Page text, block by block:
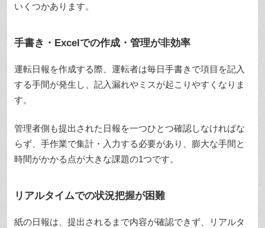
いくつかあります。
手書き・Excelでの作成・管理が非効率
運転日報を作成する際、運転者は毎日手書きで項目を記入
する手間が発生し、記入漏れやミスが起こりやすくなりま
す。
管理者側も提出された日報を一つひとつ確認しなければな
らず、手作業で集計・入力する必要があり、膨大な手間と
時間がかかる点が大きな課題の1つです。
リアルタイムでの状況把握が困難
紙の日報は、提出されるまで内容が確認できず、リアルタ